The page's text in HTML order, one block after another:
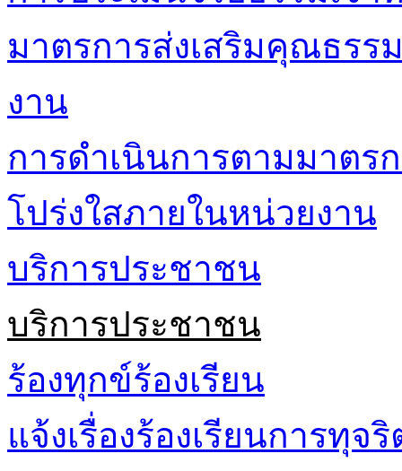
มาตรการส่งเสริมคุณธรร
งาน
การดำเนินการตามมาตร
โปร่งใสภายในหน่วยงาน
บริการประชาชน
บริการประชาชน
ร้องทุกข์ร้องเรียน
แจ้งเรื่องร้องเรียนการทุ